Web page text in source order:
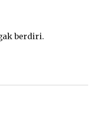
berdiri.